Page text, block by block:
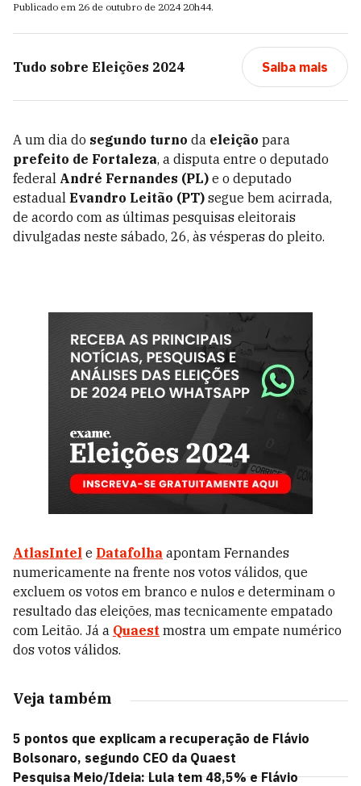
Publicado em 26 de outubro de 2024 20h44.
Tudo sobre Eleições 2024 Saiba mais
A um dia do segundo turno da eleição para
prefeito de Fortaleza, a disputa entre o deputado
federal André Fernandes (PL) e o deputado
estadual Evandro Leitão (PT) segue bem acirrada,
de acordo com as últimas pesquisas eleitorais
divulgadas neste sábado, 26, às vésperas do pleito.
AtlasIntel e Datafolha apontam Fernandes
numericamente na frente nos votos válidos, que
excluem os votos em branco e nulos e determinam o
resultado das eleições, mas tecnicamente empatado
com Leitão. Já a Quaest mostra um empate numérico
dos votos válidos.
Veja também
5 pontos que explicam a recuperação de Flávio
Bolsonaro, segundo CEO da Quaest
Pesquisa Meio/Ideia: Lula tem 48,5% e Flávio